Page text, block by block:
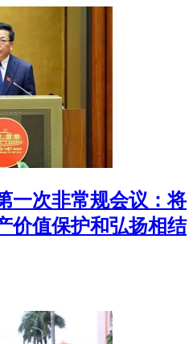
一次非常规会议：将
价值保护和弘扬相结